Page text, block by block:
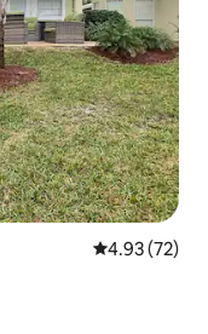
Calificación
4.93 (72)